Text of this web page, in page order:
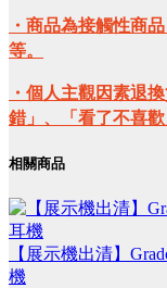
・商品為接觸性商
等。
・個人主觀因素退
錯」、「看了不喜歡
相關商品
【展示機出清】
機